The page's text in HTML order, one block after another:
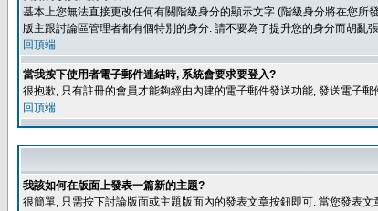
基本上您無法直接更改任何有關階級身分的顯示文字 (階級身分將在您
版主跟討論區管理者都有個特別的身分. 請不要為了提升您的身分而胡
回頂端
當我按下使用者電子郵件連結時, 系統會要求要登入?
很抱歉, 只有註冊的會員才能夠經由內建的電子郵件發送功能, 發送電子
回頂端
我該如何在版面上發表一篇新的主題?
很簡單, 只需按下討論版面或主題版面內的發表文章按鈕即可. 當您發表